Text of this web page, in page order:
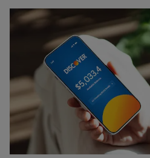
Leer caso de estudio